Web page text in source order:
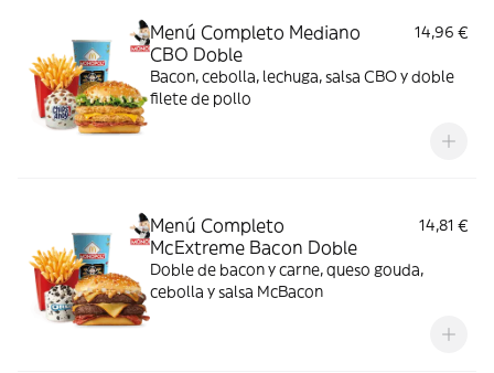
Menú Completo Mediano
CBO Doble
14,96 €
Bacon, cebolla, lechuga, salsa CBO y doble
filete de pollo
Menú Completo
McExtreme Bacon Doble
14,81 €
Doble de bacon y carne, queso gouda,
cebolla y salsa McBacon